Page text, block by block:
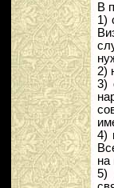
В
1)
2)
3)
4)
на
5)